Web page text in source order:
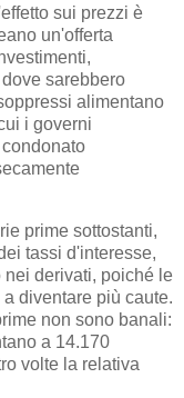
sui prezzi è
un'offerta
sarebbero
alimentano
i governi
prime sottostanti,
tassi d'interesse,
derivati, poiché le
diventare più caute.
non sono banali:
a 14.170
volte la relativa